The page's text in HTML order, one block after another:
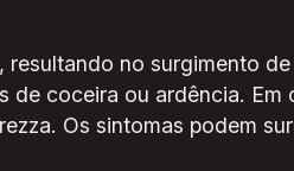
no surgimento
de coceira ou ardência. Em
Os sintomas podem